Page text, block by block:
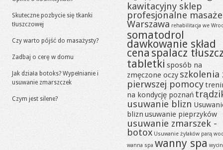
Skuteczne pozbycie się tkanki
tłuszczowej
Czy warto pójść do masażysty?
Zadbaj o cerę w domu
Jak działa botoks? Wypełnianie i
usuwanie zmarszczek
Czym jest silene?
kawitacyjny sklep
profesjonalne masaże
Warszawa rehabilitacja we
somatodrol
dawkowanie skład
cena spalacz
tabletki sposób na
zmęczone oczy szkolenia
pierwszej pomocy
na kondycję poznań
usuwanie blizn
blizn usuwanie pieprzyków
usuwanie zmarszek -
botox Usuwanie żylaków parą
wanna spa wanny spa